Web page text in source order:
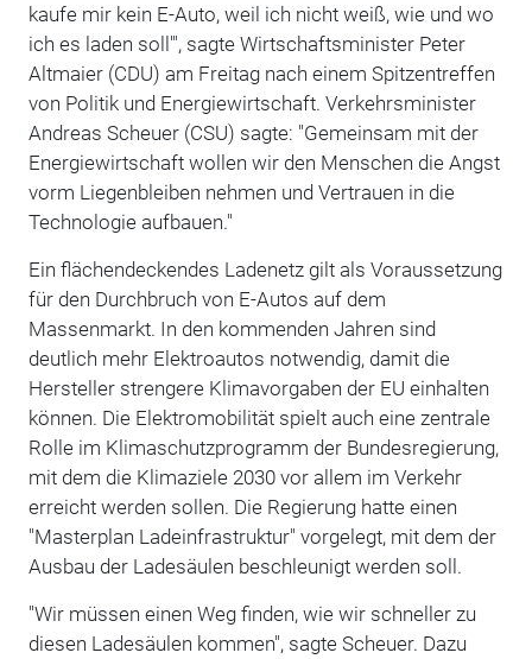
kaufe mir kein E-Auto, weil ich nicht weiß, wie und wo
ich es laden soll'", sagte Wirtschaftsminister Peter
Altmaier (CDU) am Freitag nach einem Spitzentreffen
von Politik und Energiewirtschaft. Verkehrsminister
Andreas Scheuer (CSU) sagte: "Gemeinsam mit der
Energiewirtschaft wollen wir den Menschen die Angst
vorm Liegenbleiben nehmen und Vertrauen in die
Technologie aufbauen."
Ein flächendeckendes Ladenetz gilt als Voraussetzung
für den Durchbruch von E-Autos auf dem
Massenmarkt. In den kommenden Jahren sind
deutlich mehr Elektroautos notwendig, damit die
Hersteller strengere Klimavorgaben der EU einhalten
können. Die Elektromobilität spielt auch eine zentrale
Rolle im Klimaschutzprogramm der Bundesregierung,
mit dem die Klimaziele 2030 vor allem im Verkehr
erreicht werden sollen. Die Regierung hatte einen
"Masterplan Ladeinfrastruktur" vorgelegt, mit dem der
Ausbau der Ladesäulen beschleunigt werden soll.
"Wir müssen einen Weg finden, wie wir schneller zu
diesen Ladesäulen kommen", sagte Scheuer. Dazu